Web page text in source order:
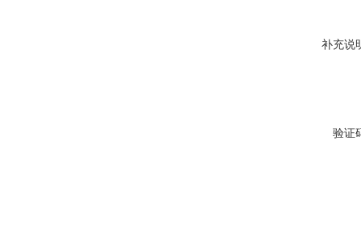
补充说
验证